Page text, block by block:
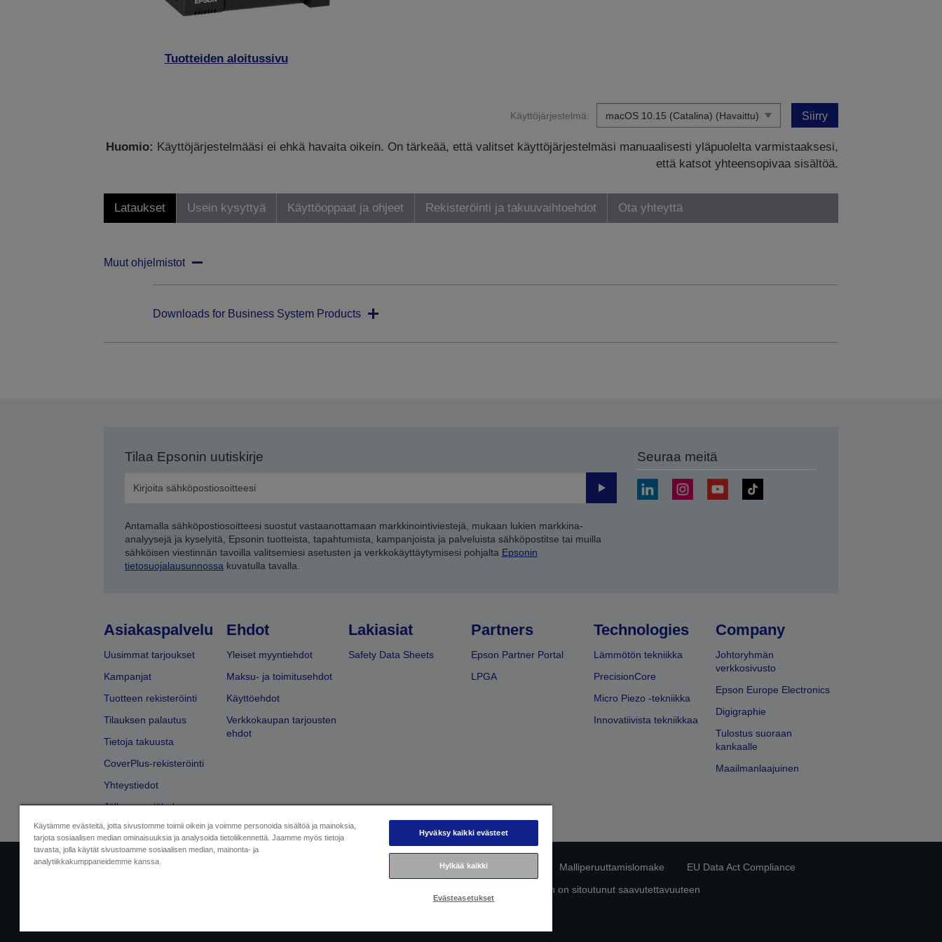
Tuotteiden aloitussivu
Käyttöjärjestelmä: Siirry
Huomio: Käyttöjärjestelmääsi ei ehkä havaita oikein. On tärkeää, että valitset käyttöjärjestelmäsi manuaalisesti yläpuolelta varmistaaksesi,
että katsot yhteensopivaa sisältöä.
Lataukset Usein kysyttyä Käyttöoppaat ja ohjeet Rekisteröinti ja takuuvaihtoehdot Ota yhteyttä
Muut ohjelmistot
Downloads for Business System Products
Tilaa Epsonin uutiskirje
Lähetä
Antamalla sähköpostiosoitteesi suostut vastaanottamaan markkinointiviestejä, mukaan lukien markkina-
analyysejä ja kyselyitä, Epsonin tuotteista, tapahtumista, kampanjoista ja palveluista sähköpostitse tai muilla
sähköisen viestinnän tavoilla valitsemiesi asetusten ja verkkokäyttäytymisesi pohjalta Epsonin
tietosuojalausunnossakuvatulla tavalla.
Seuraa meitä
Asiakaspalvelu
Uusimmat tarjoukset
Kampanjat
Tuotteen rekisteröinti
Tilauksen palautus
Tietoja takuusta
CoverPlus-rekisteröinti
Yhteystiedot
Jälleenmyyjähaku
Ehdot
Yleiset myyntiehdot
Maksu- ja toimitusehdot
Käyttöehdot
Verkkokaupan tarjousten
ehdot
Lakiasiat
Safety Data Sheets
Partners
Epson Partner Portal
LPGA
Technologies
Lämmötön tekniikka
PrecisionCore
Micro Piezo -tekniikka
Innovatiivista tekniikkaa
Company
Johtoryhmän
verkkosivusto
Epson Europe Electronics
Digigraphie
Tulostus suoraan
kankaalle
Maailmanlaajuinen
Yritystiedot Tietosuojailmoitus Malliperuuttamislomake
EU Data Act Compliance
Epson on sitoutunut saavutettavuuteen
Käytämme evästeitä, jotta sivustomme toimii oikein ja voimme personoida sisältöä ja mainoksia,
tarjota sosiaalisen median ominaisuuksia ja analysoida tietoliikennettä. Jaamme myös tietoja
tavasta, jolla käytät sivustoamme sosiaalisen median, mainonta- ja
analytiikkakumppaneidemme kanssa.
Hyväksy kaikki evästeet
Hylkää kaikki
Evästeasetukset